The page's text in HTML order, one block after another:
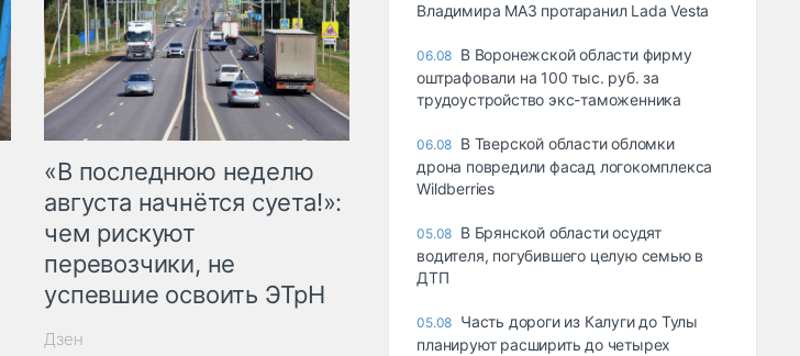
«В последнюю неделю
августа начнётся суета!»:
чем рискуют
перевозчики, не
успевшие освоить ЭТрН
Дзен
Владимира МАЗ протаранил Lada Vesta
06.08 В Воронежской области фирму
оштрафовали на 100 тыс. руб. за
трудоустройство экс-таможенника
06.08 В Тверской области обломки
дрона повредили фасад логокомплекса
Wildberries
05.08 В Брянской области осудят
водителя, погубившего целую семью в
ДТП
05.08 Часть дороги из Калуги до Тулы
планируют расширить до четырех